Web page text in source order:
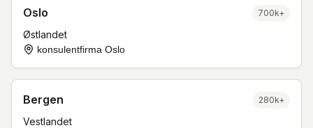
Oslo 700k+
Østlandet
konsulentfirma Oslo
Bergen 280k+
Vestlandet